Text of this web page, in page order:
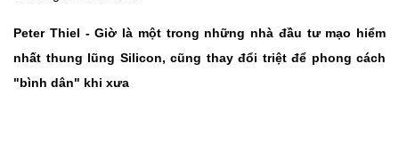
Peter Thiel - Giờ là một trong những nhà đầu tư mạo hiểm
nhất thung lũng Silicon, cũng thay đổi triệt để phong cách
"bình dân" khi xưa